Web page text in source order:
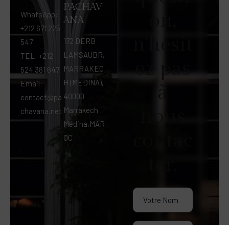
WhatsApp:
+212 671 225
547
TEL: +212
524 381 647
Email:
contact@pa
chavana.net
PACHAV
ANA
172 DERB
LAMSAUBR,
MARRAKEC
H (MEDINA),
40000
Marrakech
Médina,MAR
OC
ez pas
à